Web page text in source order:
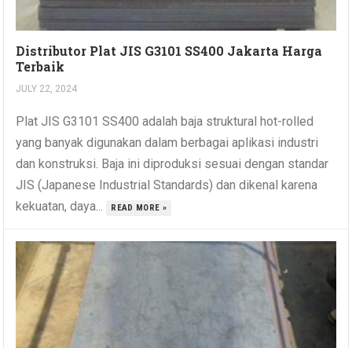
Distributor Plat JIS G3101 SS400 Jakarta Harga
Terbaik
JULY 22, 2024
Plat JIS G3101 SS400 adalah baja struktural hot-rolled
yang banyak digunakan dalam berbagai aplikasi industri
dan konstruksi. Baja ini diproduksi sesuai dengan standar
JIS (Japanese Industrial Standards) dan dikenal karena
kekuatan, daya...
READ MORE »